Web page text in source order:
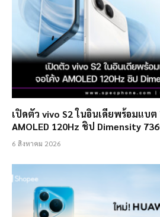
เปิดตัว vivo S2 ในอินเดียพร้อมแบต
AMOLED 120Hz ชิป Dimensity
6 สิงหาคม 2026